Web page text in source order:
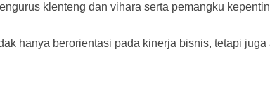
klenteng dan vihara serta pemangku
hanya berorientasi pada kinerja bisnis, tetapi